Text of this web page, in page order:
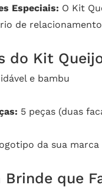
Especiais: O Kit
de
do Kit
e bambu
5 peças (duas
da sua
que